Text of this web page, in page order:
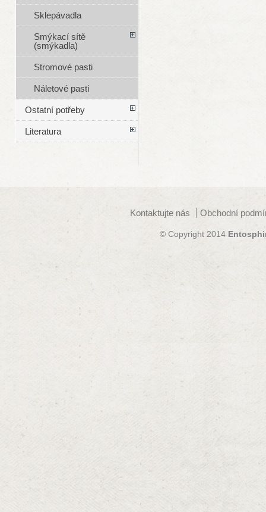
Sklepávadla
Smýkací sítě
(smýkadla)
Stromové pasti
Náletové pasti
Ostatní potřeby
Literatura
Kontaktujte nás Obchodní
© Copyright 2014